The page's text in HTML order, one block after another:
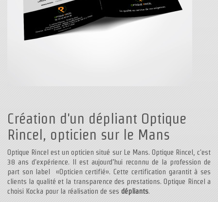
Création d'un dépliant Optique
Rincel, opticien sur le Mans
Optique Rincel est un opticien situé sur Le Mans. Optique Rincel, c'est
38 ans d'expérience. Il est aujourd’hui reconnu de la profession de
part son label «Opticien certifié». Cette certification garantit à ses
clients la qualité et la transparence des prestations. Optique Rincel a
choisi Kocka pour la réalisation de ses dépliants.